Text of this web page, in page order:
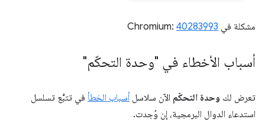
مشكلة في Chromium: 40283993
أسباب الأخطاء في "وحدة التحكّم"
تعرض لك وحدة التحكّم الآن سلاسلأسباب الخطأ في تتبُّع تسلسل
استدعاء الدوال البرمجية، إن وُجدت.